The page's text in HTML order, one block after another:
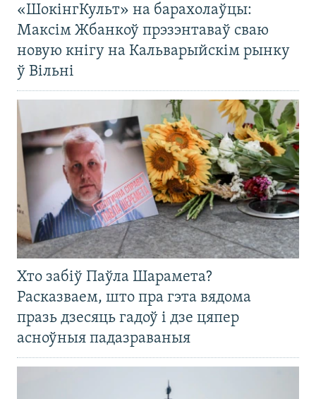
«ШокінгКульт» на барахолаўцы:
Максім Жбанкоў прэзэнтаваў сваю
новую кнігу на Кальварыйскім рынку
ў Вільні
Хто забіў Паўла Шарамета?
Расказваем, што пра гэта вядома
празь дзесяць гадоў і дзе цяпер
асноўныя падазраваныя